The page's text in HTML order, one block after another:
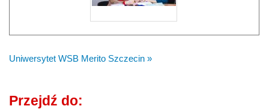
Uniwersytet WSB Merito Szczecin »
Przejdź do: